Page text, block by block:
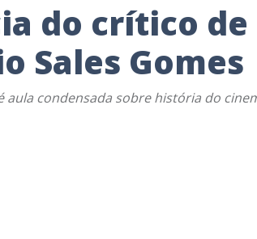
do crítico
Sales Gomes
aula condensada sobre história do